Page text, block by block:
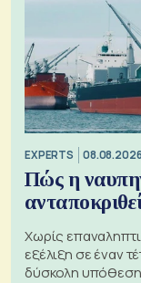
EXPERTS
Πώς η
Χωρίς
εξέλιξη σε έναν
δύσκολη υπόθεση